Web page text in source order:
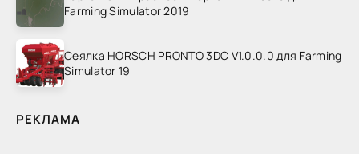
Farming Simulator 2019
Сеялка HORSCH PRONTO 3DC V1.0.0.0 для Farming
Simulator 19
РЕКЛАМА